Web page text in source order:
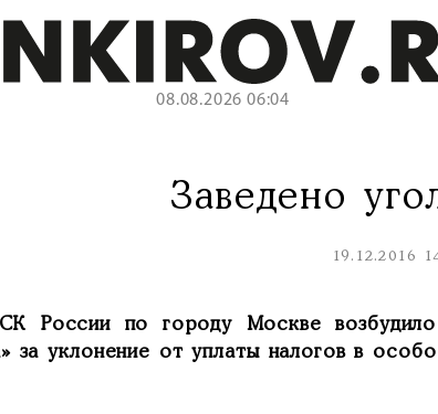
08.08.2026 06:04
Заведено
19.12.2016
России по городу Москве
за уклонение от уплаты налогов в